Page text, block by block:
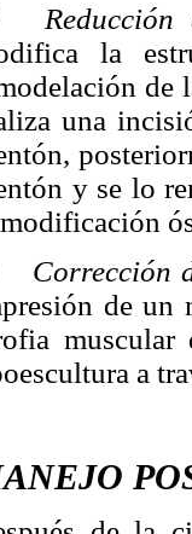
Reducción
la
de
una
y se lo
de un
a